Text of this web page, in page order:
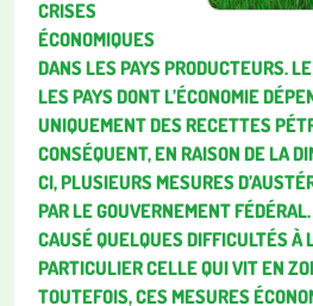
CRISES
ÉCONOMIQUES
DANS LES PAYS PRODUCTEURS.
LES PAYS DONT L’ÉCONOMIE
UNIQUEMENT DES RECETTES
CONSÉQUENT, EN RAISON DE LA
CI, PLUSIEURS MESURES
PAR LE GOUVERNEMENT
CAUSÉ QUELQUES DIFFICULTÉS À
PARTICULIER CELLE QUI VIT EN
TOUTEFOIS, CES MESURES